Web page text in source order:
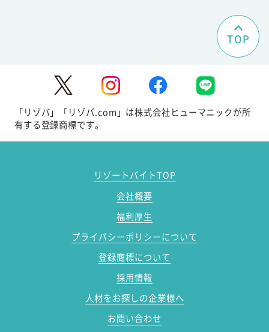
TOP
「リゾバ」「リゾバ.com」は株式会社ヒューマニックが所
有する登録商標です。
リゾートバイトTOP
会社概要
福利厚生
プライバシーポリシーについて
登録商標について
採用情報
人材をお探しの企業様へ
お問い合わせ